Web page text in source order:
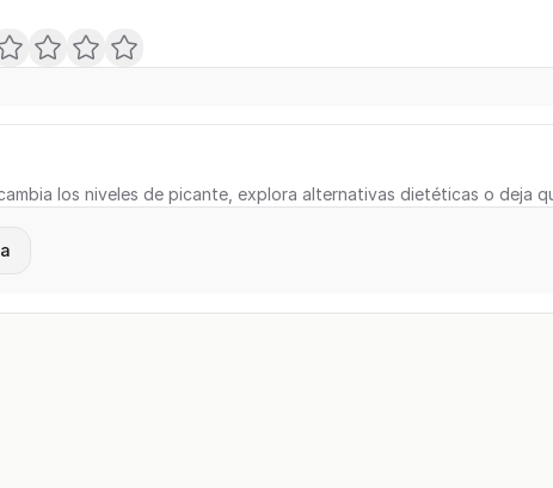
los niveles de picante, explora alternativas dietéticas o deja